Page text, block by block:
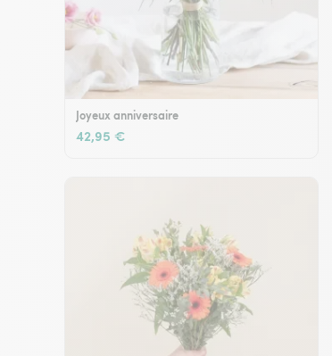
Joyeux anniversaire
42,95 €